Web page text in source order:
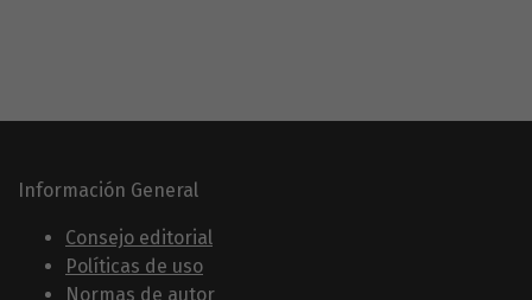
Información General
Consejo editorial
Políticas de uso
Normas de autor